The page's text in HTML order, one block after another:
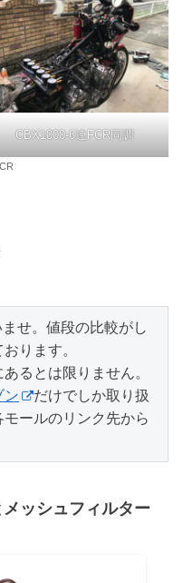
CBX1000-6連FCR同調
せ。値段の比較がし
ります。
るとは限りません。
ン
だけでしか取り扱
ールのリンク先から
ッシュフィルター